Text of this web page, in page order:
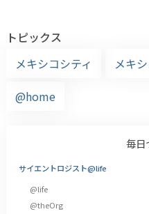
トピックス
メキシコシティ
メキ
@home
毎日
サイエントロジスト@life
@life
@theOrg